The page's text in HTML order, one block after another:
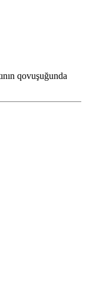
qovuşuğunda